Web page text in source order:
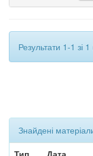
Результати 1-1 зі
Знайдені
Тип
Дата